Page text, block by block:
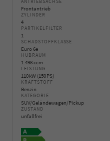
ANTRIEBSACHSE
Frontantrieb
ZYLINDER
4
PARTIKELFILTER
1
SCHADSTOFFKLASSE
Euro 6e
HUBRAUM
1.498 ccm
LEISTUNG
110 kW (150 PS)
KRAFTSTOFF
Benzin
KATEGORIE
SUV/Geländewagen/Pickup
ZUSTAND
unfallfrei